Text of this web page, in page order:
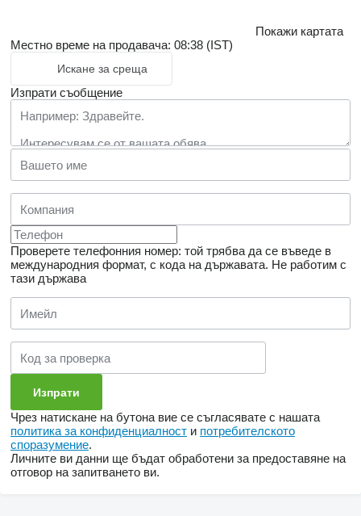
Покажи картата
Местно време на продавача: 08:38 (IST)
Искане за среща
Изпрати съобщение
Проверете телефонния номер: той трябва да се въведе в
международния формат, с кода на държавата. Не работим с
тази държава
Чрез натискане на бутона вие се съгласявате с нашата
политика за конфиденциалност и потребителското
споразумение.
Личните ви данни ще бъдат обработени за предоставяне на
отговор на запитването ви.